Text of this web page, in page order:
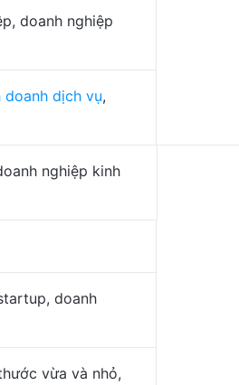
doanh nghiệp
doanh dịch vụ,
nghiệp kinh
doanh
vừa và nhỏ,